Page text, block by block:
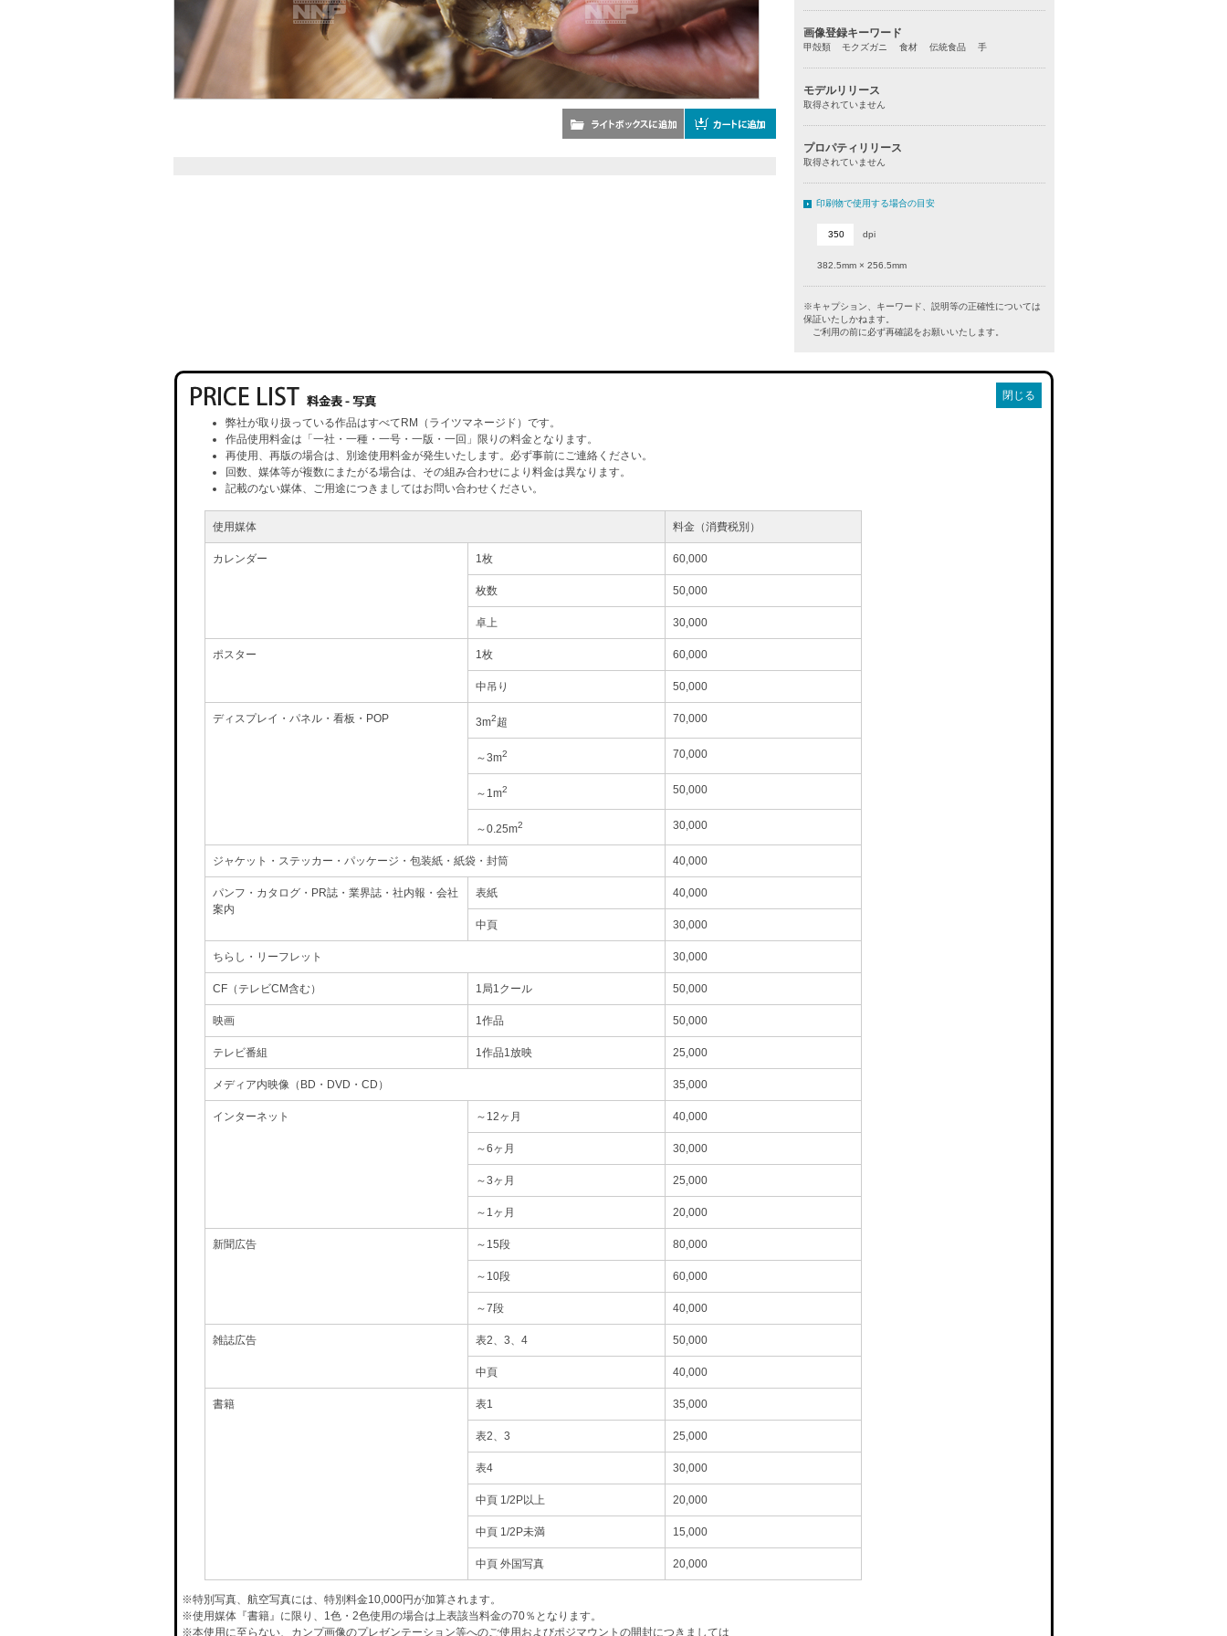
画像登録キーワード
甲殻類 モクズガニ 食材 伝統食品 手
モデルリリース
取得されていません
プロパティリリース
取得されていません
印刷物で使用する場合の目安
dpi
382.5mm × 256.5mm
※キャプション、キーワード、説明等の正確性については
保証いたしかねます。
ご利用の前に必ず再確認をお願いいたします。
閉じる
弊社が取り扱っている作品はすべてRM（ライツマネージド）です。
作品使用料金は「一社・一種・一号・一版・一回」限りの料金となります。
再使用、再版の場合は、別途使用料金が発生いたします。必ず事前にご連絡ください。
回数、媒体等が複数にまたがる場合は、その組み合わせにより料金は異なります。
記載のない媒体、ご用途につきましてはお問い合わせください。
使用媒体 料金（消費税別）
カレンダー 1枚 60,000
枚数 50,000
卓上 30,000
ポスター 1枚 60,000
中吊り 50,000
ディスプレイ・パネル・看板・POP 3m2超 70,000
～3m2 70,000
～1m2 50,000
～0.25m2 30,000
ジャケット・ステッカー・パッケージ・包装紙・紙袋・封筒 40,000
パンフ・カタログ・PR誌・業界誌・社内報・会社
案内
表紙 40,000
中頁 30,000
ちらし・リーフレット 30,000
CF（テレビCM含む） 1局1クール 50,000
映画 1作品 50,000
テレビ番組 1作品1放映 25,000
メディア内映像（BD・DVD・CD） 35,000
インターネット ～12ヶ月 40,000
～6ヶ月 30,000
～3ヶ月 25,000
～1ヶ月 20,000
新聞広告 ～15段 80,000
～10段 60,000
～7段 40,000
雑誌広告 表2、3、4 50,000
中頁 40,000
書籍 表1 35,000
表2、3 25,000
表4 30,000
中頁 1/2P以上 20,000
中頁 1/2P未満 15,000
中頁 外国写真 20,000
※特別写真、航空写真には、特別料金10,000円が加算されます。
※使用媒体『書籍』に限り、1色・2色使用の場合は上表該当料金の70％となります。
※本使用に至らない、カンプ画像のプレゼンテーション等へのご使用およびポジマウントの開封につきましては